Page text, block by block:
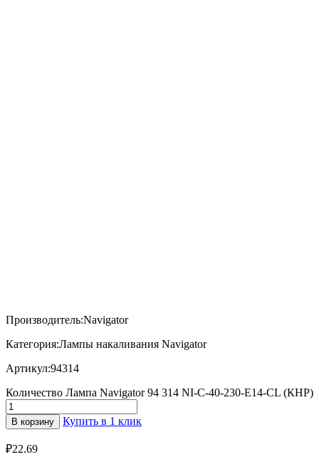
Производитель:Navigator
Категория:Лампы накаливания Navigator
Артикул:94314
Количество Лампа Navigator 94 314 NI-C-40-230-E14-CL (КНР)
В корзину Купить в 1 клик
₽22.69